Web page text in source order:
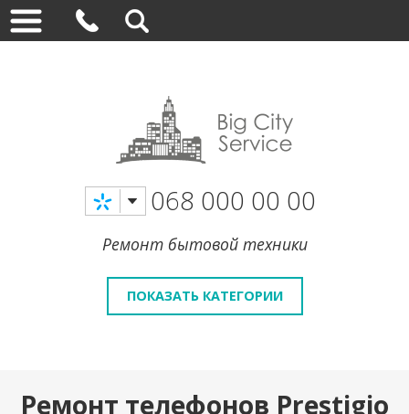
068 000 00 00
Ремонт бытовой техники
ПОКАЗАТЬ КАТЕГОРИИ
Ремонт телефонов Prestigio